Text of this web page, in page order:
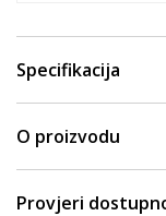
Specifikacija
O proizvodu
Provjeri